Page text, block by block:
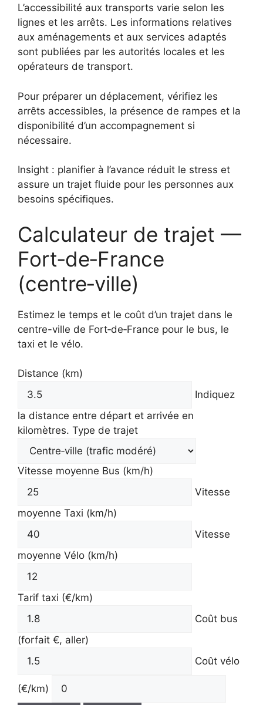
L’accessibilité aux transports varie selon les
lignes et les arrêts. Les informations relatives
aux aménagements et aux services adaptés
sont publiées par les autorités locales et les
opérateurs de transport.
Pour préparer un déplacement, vérifiez les
arrêts accessibles, la présence de rampes et la
disponibilité d’un accompagnement si
nécessaire.
Insight : planifier à l’avance réduit le stress et
assure un trajet fluide pour les personnes aux
besoins spécifiques.
Calculateur de trajet —
Fort‑de‑France
(centre‑ville)
Estimez le temps et le coût d’un trajet dans le
centre-ville de Fort‑de‑France pour le bus, le
taxi et le vélo.
Distance (km)
Indiquez
la distance entre départ et arrivée en
kilomètres. Type de trajet
Vitesse moyenne Bus (km/h)
Vitesse
moyenne Taxi (km/h)
Vitesse
moyenne Vélo (km/h)
Tarif taxi (€/km)
Coût bus
(forfait €, aller)
Coût vélo
(€/km)